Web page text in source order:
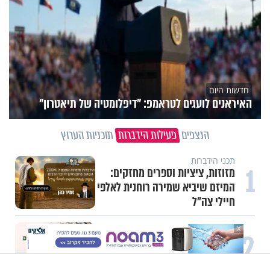
חדשות היום
האיראנים לועגים לטראמפ: "דיפלומטיה של תיאטרון"
הנצפים פעילות הידברות תוכניות הערוץ
1 תכני הידברות
מזוזות, ציציות וספרים מחזקים:
המיזם שיביא שמירה רוחנית לאלפי
חיילי צה"ל
תכני הידברות
לזיווגים, שלום בית וישועות:
X